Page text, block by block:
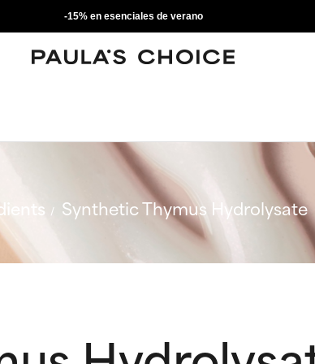
-15% en esenciales de verano
Synthetic Thymus Hydrolysate